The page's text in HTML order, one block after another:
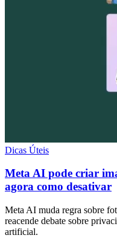
Dicas Úteis
Meta AI pode criar
agora como desativar
Meta AI muda regra sobre
reacende debate sobre
artificial.